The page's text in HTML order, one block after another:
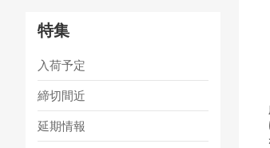
特集
入荷予定
締切間近
延期情報